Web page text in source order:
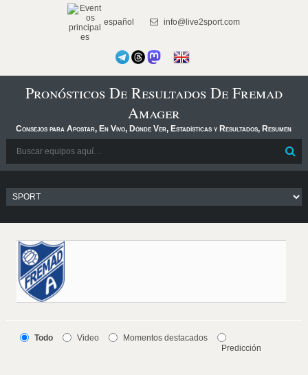
español info@live2sport.com
Pronósticos De Resultados De Fremad
Amager
Consejos para Apostar, En Vivo, Dónde Ver, Estadísticas y Resultados, Resumen
Todo Video
Momentos destacados
Predicción